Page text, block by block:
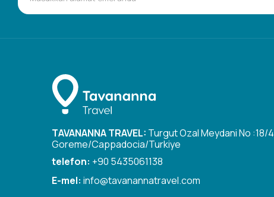
TAVANANNA TRAVEL: Turgut Ozal Meydani No :18/4
Goreme/Cappadocia/Turkiye
telefon: +90 5435061138
E-mel: info@tavanannatravel.com